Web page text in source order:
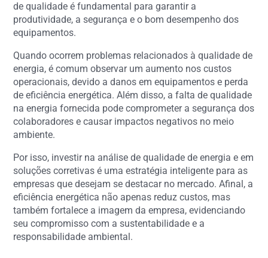
de qualidade é fundamental para garantir a
produtividade, a segurança e o bom desempenho dos
equipamentos.
Quando ocorrem problemas relacionados à qualidade de
energia, é comum observar um aumento nos custos
operacionais, devido a danos em equipamentos e perda
de eficiência energética. Além disso, a falta de qualidade
na energia fornecida pode comprometer a segurança dos
colaboradores e causar impactos negativos no meio
ambiente.
Por isso, investir na análise de qualidade de energia e em
soluções corretivas é uma estratégia inteligente para as
empresas que desejam se destacar no mercado. Afinal, a
eficiência energética não apenas reduz custos, mas
também fortalece a imagem da empresa, evidenciando
seu compromisso com a sustentabilidade e a
responsabilidade ambiental.